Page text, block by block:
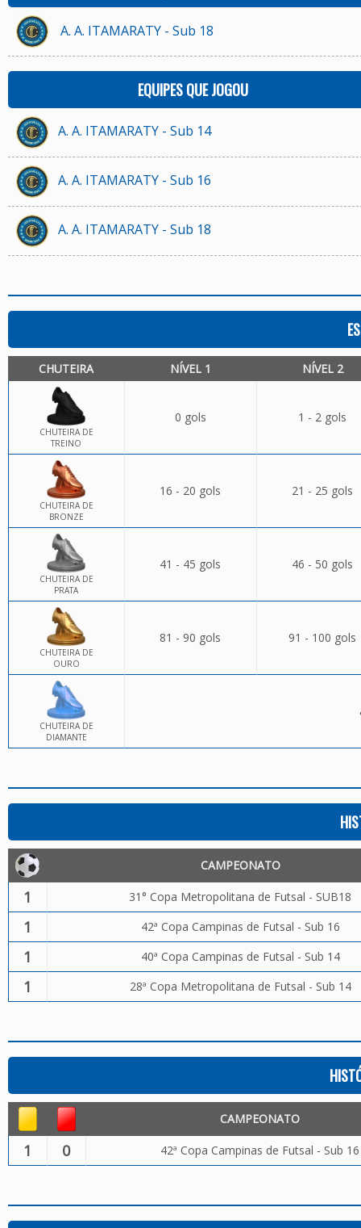
A. A. ITAMARATY - Sub 18
EQUIPES QUE JOGOU
A. A. ITAMARATY - Sub 14
A. A. ITAMARATY - Sub 16
A. A. ITAMARATY - Sub 18
CHUTEIRA NÍVEL 1 NÍVEL 2
CHUTEIRA DE
TREINO
0 gols 1 - 2 gols
CHUTEIRA DE
BRONZE
16 - 20 gols 21 - 25 gols
CHUTEIRA DE
PRATA
41 - 45 gols 46 - 50 gols
CHUTEIRA DE
OURO
81 - 90 gols 91 - 100 gols
CHUTEIRA DE
DIAMANTE
CAMPEONATO
1 31° Copa Metropolitana de Futsal - SUB18
1 42ª Copa Campinas de Futsal - Sub 16
1 40ª Copa Campinas de Futsal - Sub 14
1 28ª Copa Metropolitana de Futsal - Sub 14
CAMPEONATO
1 0 42ª Copa Campinas de Futsal - Sub 16